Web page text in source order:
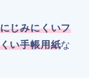
じみにくいフ
い手帳用紙な